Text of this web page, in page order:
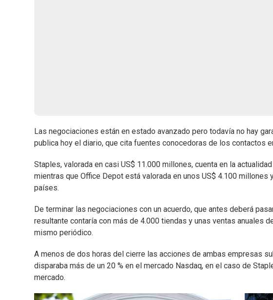
Las negociaciones están en estado avanzado pero todavía no hay
publica hoy el diario, que cita fuentes conocedoras de los contactos
Staples, valorada en casi US$ 11.000 millones, cuenta en la
mientras que Office Depot está valorada en unos US$ 4.100
países.
De terminar las negociaciones con un acuerdo, que antes deberá
resultante contaría con más de 4.000 tiendas y unas ventas anuales
mismo periódico.
A menos de dos horas del cierre las acciones de ambas empresas
disparaba más de un 20 % en el mercado Nasdaq, en el caso de
mercado.